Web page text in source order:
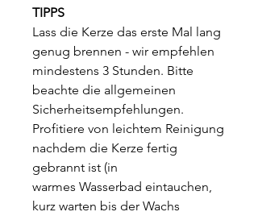
TIPPS
Lass die Kerze das erste Mal lang
genug brennen - wir empfehlen
mindestens 3 Stunden. Bitte
beachte die allgemeinen
Sicherheitsempfehlungen.
Profitiere von leichtem Reinigung
nachdem die Kerze fertig
gebrannt ist (in
warmes Wasserbad eintauchen,
kurz warten bis der Wachs